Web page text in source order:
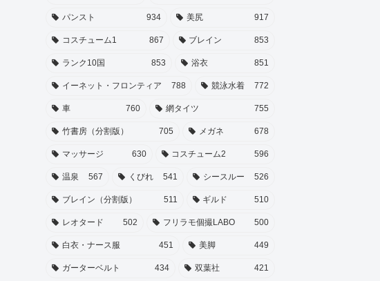
パンスト 934 美尻 917
コスチューム1 867 ブレイン 853
ランク10国 853 浴衣 851
イーネット・フロンティア 788 競泳水着 772
車 760 網タイツ 755
竹書房（分割版） 705 メガネ 678
マッサージ 630 コスチューム2 596
温泉 567 くびれ 541 シースルー 526
ブレイン（分割版） 511 ギルド 510
レオタード 502 フリラモ個撮LABO 500
白衣・ナース服 451 美脚 449
ガーターベルト 434 双葉社 421